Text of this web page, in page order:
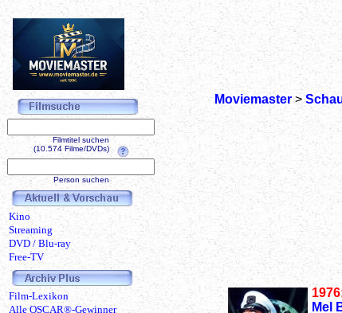
Moviemaster>
Mel
Filmtitel suchen
(10.574 Filme/DVDs)
Person suchen
Kino
Streaming
DVD / Blu-ray
Free-TV
Film-Lexikon
Alle OSCAR®-Gewinner